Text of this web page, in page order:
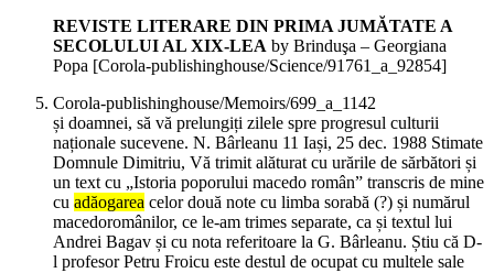
REVISTE LITERARE DIN PRIMA JUMĂTATE A
SECOLULUI AL XIX-LEA by Brinduşa – Georgiana
Popa [Corola-publishinghouse/Science/91761_a_92854]
Corola-publishinghouse/Memoirs/699_a_1142
și doamnei, să vă prelungiți zilele spre progresul culturii
naționale sucevene. N. Bârleanu 11 Iași, 25 dec. 1988 Stimate
Domnule Dimitriu, Vă trimit alăturat cu urările de sărbători și
un text cu „Istoria poporului macedo român” transcris de mine
cu adăogarea celor două note cu limba sorabă (?) și numărul
macedoromânilor, ce le-am trimes separate, ca și textul lui
Andrei Bagav și cu nota referitoare la G. Bârleanu. Știu că D-
l profesor Petru Froicu este destul de ocupat cu multele sale